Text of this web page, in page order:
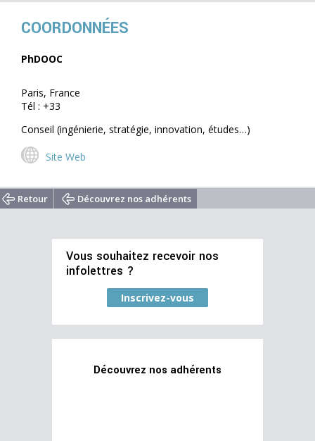
COORDONNÉES
PhDOOC
Paris, France
Tél : +33
Conseil (ingénierie, stratégie, innovation, études…)
Site Web
Retour Découvrez nos adhérents
Vous souhaitez recevoir nos
infolettres ?
Inscrivez-vous
Découvrez nos adhérents